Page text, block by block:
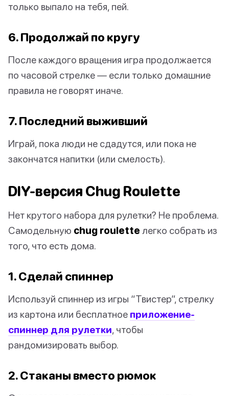
только выпало на тебя, пей.
6. Продолжай по кругу
После каждого вращения игра продолжается
по часовой стрелке — если только домашние
правила не говорят иначе.
7. Последний выживший
Играй, пока люди не сдадутся, или пока не
закончатся напитки (или смелость).
DIY-версия Chug Roulette
Нет крутого набора для рулетки? Не проблема.
Самодельную chug roulette легко собрать из
того, что есть дома.
1. Сделай спиннер
Используй спиннер из игры “Твистер”, стрелку
из картона или бесплатное приложение-
спиннер для рулетки, чтобы
рандомизировать выбор.
2. Стаканы вместо рюмок